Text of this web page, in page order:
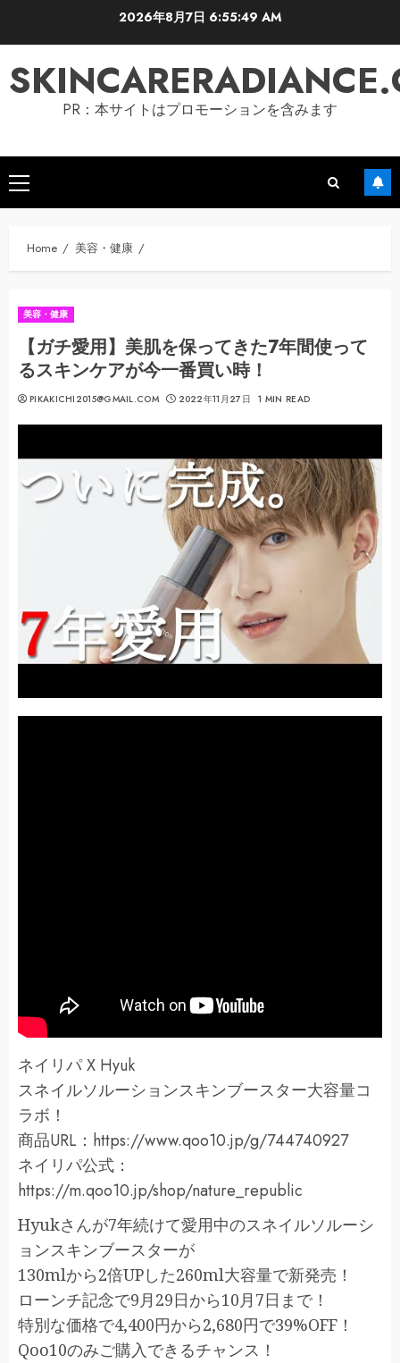
2026年8月7日 6:55:50 AM
PR：本サイトはプロモーションを含みます
Primary
Menu
Home 美容・健康
美容・健康
【ガチ愛用】美肌を保ってきた7年間使って
るスキンケアが今一番買い時！
PIKAKICHI2015@GMAIL.COM 2022年11月27日 1 MIN READ
ネイリパ X Hyuk
スネイルソルーションスキンブースター大容量コ
ラボ！
商品URL：https://www.qoo10.jp/g/744740927
ネイリパ公式：
https://m.qoo10.jp/shop/nature_republic
Hyukさんが7年続けて愛用中のスネイルソルーシ
ョンスキンブースターが
130mlから2倍UPした260ml大容量で新発売！
ローンチ記念で9月29日から10月7日まで！
特別な価格で4,400円から2,680円で39%OFF！
Qoo10のみご購入できるチャンス！